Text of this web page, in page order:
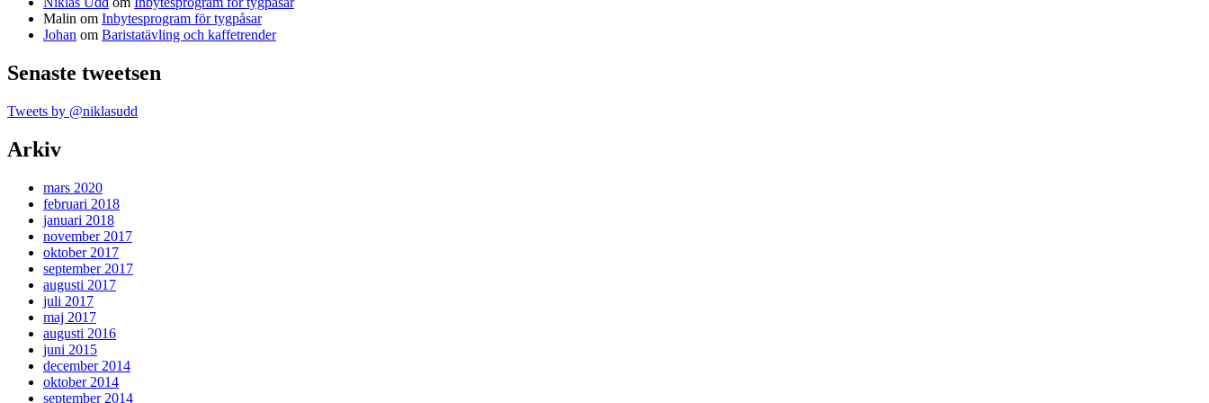
Malin om Inbytesprogram för tygpåsar
Johan om Baristatävling och kaffetrender
Senaste tweetsen
Tweets by @niklasudd
Arkiv
mars 2020
februari 2018
januari 2018
november 2017
oktober 2017
september 2017
augusti 2017
juli 2017
maj 2017
augusti 2016
juni 2015
december 2014
oktober 2014
september 2014